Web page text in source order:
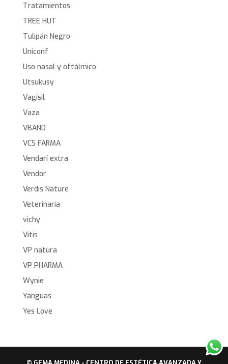
Tratamientos
TREE HUT
Tulipán Negro
Uniconf
Uso nasal y oftálmico
Utsukusy
Vagisil
Vaza
VBAND
VCS FARMA
Vendarí extra
Vendor
Verdis Nature
Veterinaria
vichy
Vitis
VP natura
VP PHARMA
Wynie
Yanguas
Yes Love